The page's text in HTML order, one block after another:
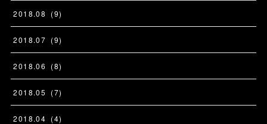
2018.08 (9)
2018.07 (9)
2018.06 (8)
2018.05 (7)
2018.04 (4)